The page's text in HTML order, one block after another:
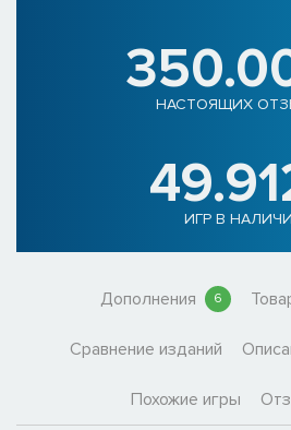
НАСТОЯЩИХ
ИГР В
Дополнения 6
Сравнение изданий
Похожие игры